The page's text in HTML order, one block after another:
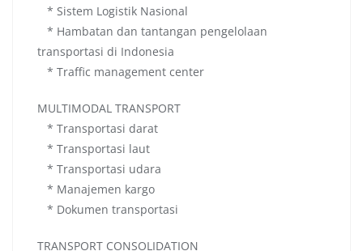
* Sistem Logistik Nasional
* Hambatan dan tantangan pengelolaan
transportasi di Indonesia
* Traffic management center
MULTIMODAL TRANSPORT
* Transportasi darat
* Transportasi laut
* Transportasi udara
* Manajemen kargo
* Dokumen transportasi
TRANSPORT CONSOLIDATION